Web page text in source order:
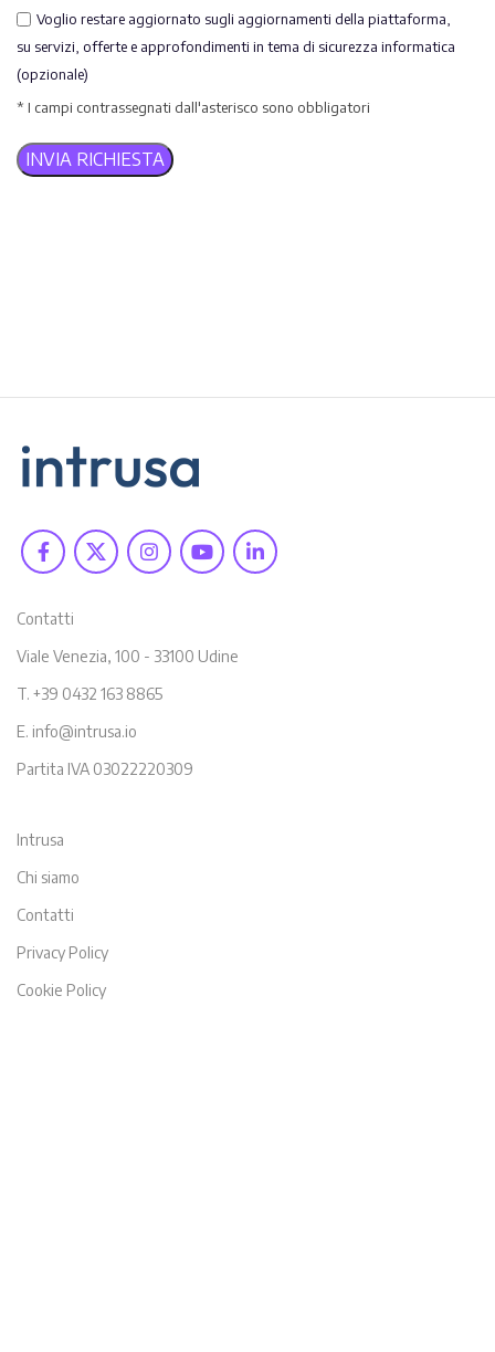
Voglio restare aggiornato sugli aggiornamenti della piattaforma,
su servizi, offerte e approfondimenti in tema di sicurezza informatica
(opzionale)
* I campi contrassegnati dall'asterisco sono obbligatori
Contatti
Viale Venezia, 100 - 33100 Udine
T. +39 0432 163 8865
E. info@intrusa.io
Partita IVA 03022220309
Intrusa
Chi siamo
Contatti
Privacy Policy
Cookie Policy